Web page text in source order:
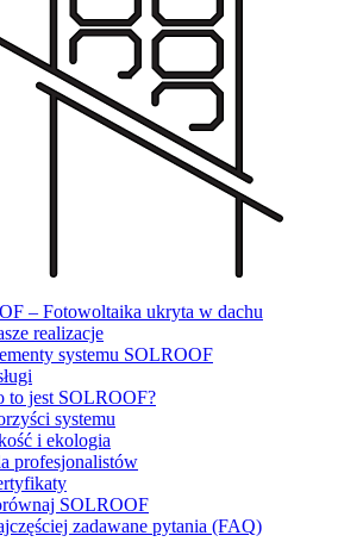
– Fotowoltaika ukryta w dachu
realizacje
systemu SOLROOF
to jest SOLROOF?
systemu
i ekologia
profesjonalistów
SOLROOF
zadawane pytania (FAQ)